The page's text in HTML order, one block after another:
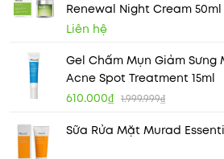
Renewal Night Cream 50ml
Liên hệ
Gel Chấm Mụn Giảm Sưng
Acne Spot Treatment 15ml
610.000₫ 1.999.999₫
Sữa Rửa Mặt Murad